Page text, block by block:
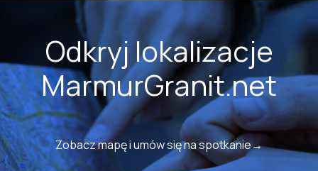
Odkryj lokalizacje
MarmurGranit.net
Zobacz mapę i umów się na spotkanie→